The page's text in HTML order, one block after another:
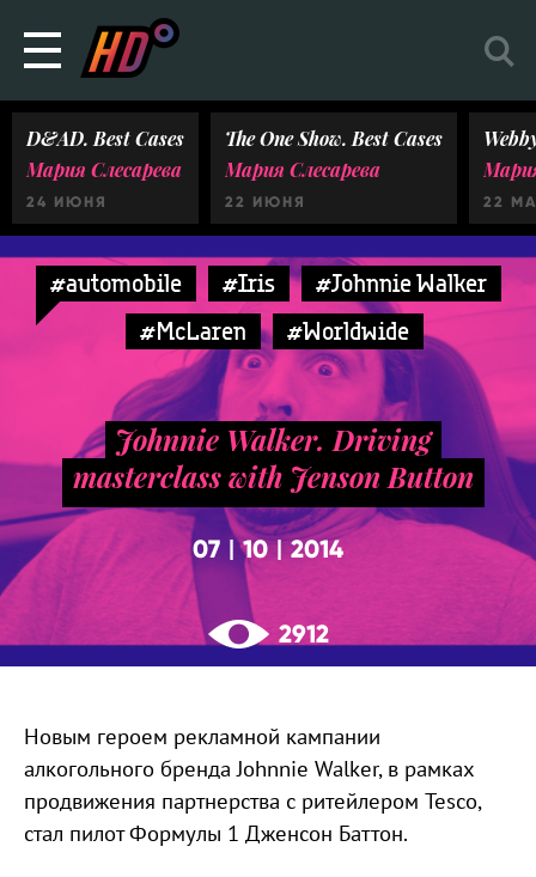
D&AD. Best Cases
Мария Слесарева
24 ИЮНЯ
The One Show. Best Cases
Мария Слесарева
22 ИЮНЯ 22
#automobile #Iris
#Johnnie Walker
#McLaren
#Worldwide
Johnnie Walker. Driving
masterclass with Jenson Button
07 10|2014
2912
Новым героем рекламной кампании
алкогольного бренда Johnnie Walker, в рамках
продвижения партнерства с ритейлером Tesco,
стал пилот Формулы 1 Дженсон Баттон.